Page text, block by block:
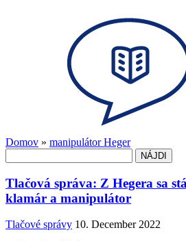
Domov » manipulátor Heger
Tlačová správa: Z Hegera sa
klamár a manipulátor
Tlačové správy 10. December 2022